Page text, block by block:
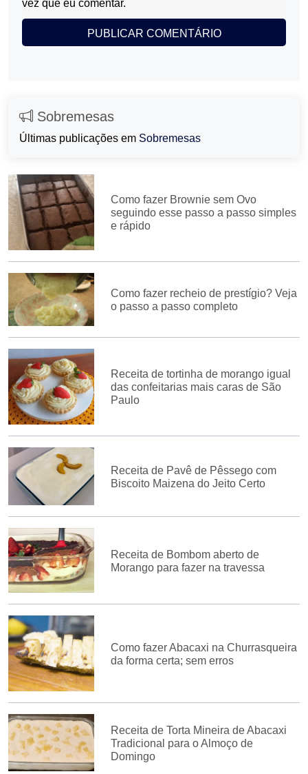
vez que eu comentar.
Sobremesas
Últimas publicações em Sobremesas
Como fazer Brownie sem Ovo
seguindo esse passo a passo simples
e rápido
Como fazer recheio de prestígio? Veja
o passo a passo completo
Receita de tortinha de morango igual
das confeitarias mais caras de São
Paulo
Receita de Pavê de Pêssego com
Biscoito Maizena do Jeito Certo
Receita de Bombom aberto de
Morango para fazer na travessa
Como fazer Abacaxi na Churrasqueira
da forma certa; sem erros
Receita de Torta Mineira de Abacaxi
Tradicional para o Almoço de
Domingo